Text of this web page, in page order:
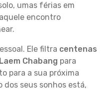
umas férias em
encontro
Ele filtra centenas
Chabang para
para a sua próxima
dos seus sonhos está,